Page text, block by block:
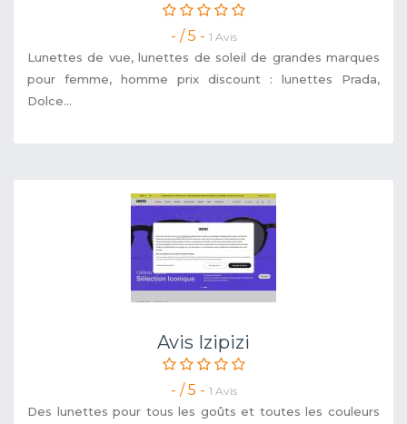
- / 5 - 1 Avis
Lunettes de vue, lunettes de soleil de grandes marques
pour femme, homme prix discount : lunettes Prada,
Dolce...
Avis Izipizi
- / 5 - 1 Avis
Des lunettes pour tous les goûts et toutes les couleurs